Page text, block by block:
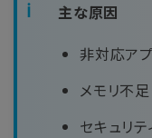
主な原因
非対応ア
メモリ不
セキュリテ